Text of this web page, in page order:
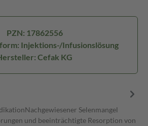
PZN: 17862556
Injektions-/Infusionslösung
Cefak KG
Selenmangel
und beeinträchtigte Resorption von